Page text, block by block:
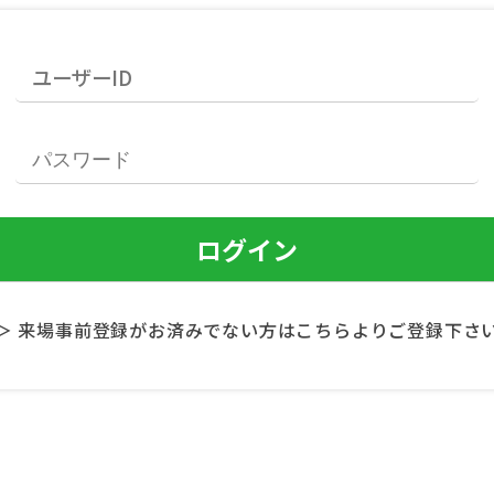
来場事前登録がお済みでない方はこちらよりご登録下さ